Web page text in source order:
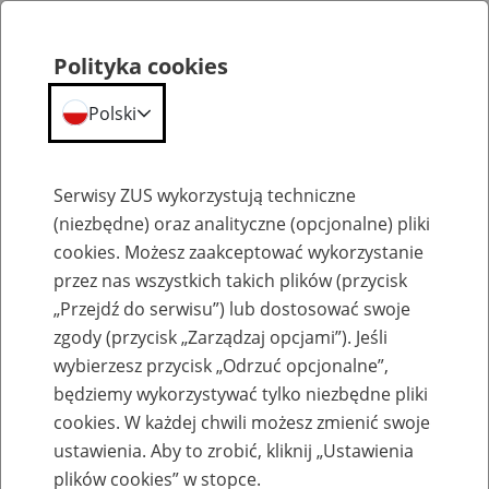
Emerytury
Baza zlikwidowanych lub
przekształconych zakładów pracy
Polityka cookies
Polski
Serwisy ZUS wykorzystują techniczne
(niezbędne) oraz analityczne (opcjonalne) pliki
cookies. Możesz zaakceptować wykorzystanie
przez nas wszystkich takich plików (przycisk
„Przejdź do serwisu”) lub dostosować swoje
zgody (przycisk „Zarządzaj opcjami”). Jeśli
wybierzesz przycisk „Odrzuć opcjonalne”,
będziemy wykorzystywać tylko niezbędne pliki
cookies. W każdej chwili możesz zmienić swoje
ustawienia. Aby to zrobić, kliknij „Ustawienia
plików cookies” w stopce.